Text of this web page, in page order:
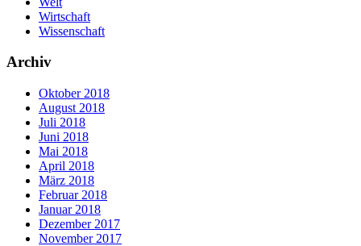
Wirtschaft
Wissenschaft
Archiv
Oktober 2018
August 2018
Juli 2018
Juni 2018
Mai 2018
April 2018
März 2018
Februar 2018
Januar 2018
Dezember 2017
November 2017